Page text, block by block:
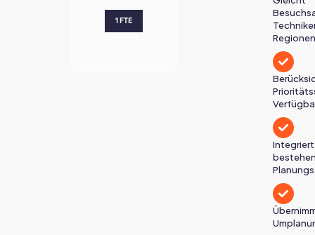
1 FTE
Integriert